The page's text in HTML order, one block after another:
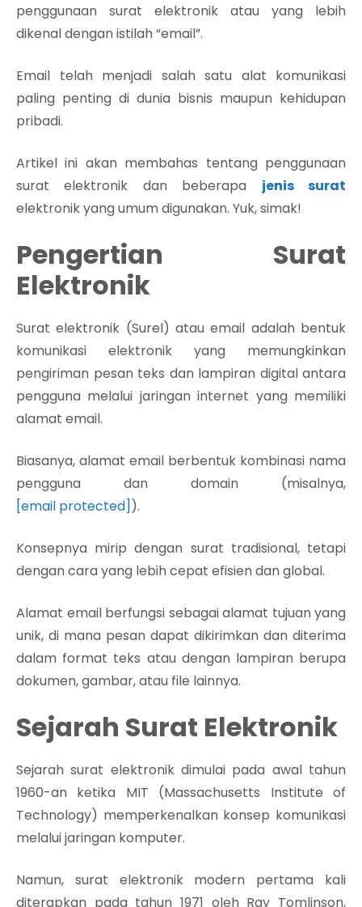
penggunaan surat elektronik atau yang lebih
dikenal dengan istilah “email”.
Email telah menjadi salah satu alat komunikasi
paling penting di dunia bisnis maupun kehidupan
pribadi.
Artikel ini akan membahas tentang penggunaan
surat elektronik dan beberapa jenis surat
elektronik yang umum digunakan. Yuk, simak!
Pengertian Surat
Elektronik
Surat elektronik (Surel) atau email adalah bentuk
komunikasi elektronik yang memungkinkan
pengiriman pesan teks dan lampiran digital antara
pengguna melalui jaringan internet yang memiliki
alamat email.
Biasanya, alamat email berbentuk kombinasi nama
pengguna dan domain (misalnya,
[email protected]).
Konsepnya mirip dengan surat tradisional, tetapi
dengan cara yang lebih cepat efisien dan global.
Alamat email berfungsi sebagai alamat tujuan yang
unik, di mana pesan dapat dikirimkan dan diterima
dalam format teks atau dengan lampiran berupa
dokumen, gambar, atau file lainnya.
Sejarah Surat Elektronik
Sejarah surat elektronik dimulai pada awal tahun
1960-an ketika MIT (Massachusetts Institute of
Technology) memperkenalkan konsep komunikasi
melalui jaringan komputer.
Namun, surat elektronik modern pertama kali
diterapkan pada tahun 1971 oleh Ray Tomlinson,